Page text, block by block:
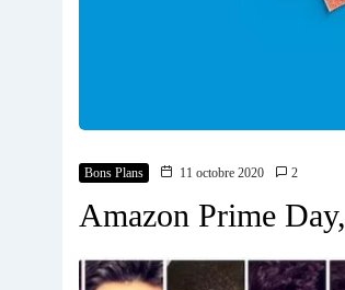
Bons Plans 11 octobre 2020 2
Amazon Prime